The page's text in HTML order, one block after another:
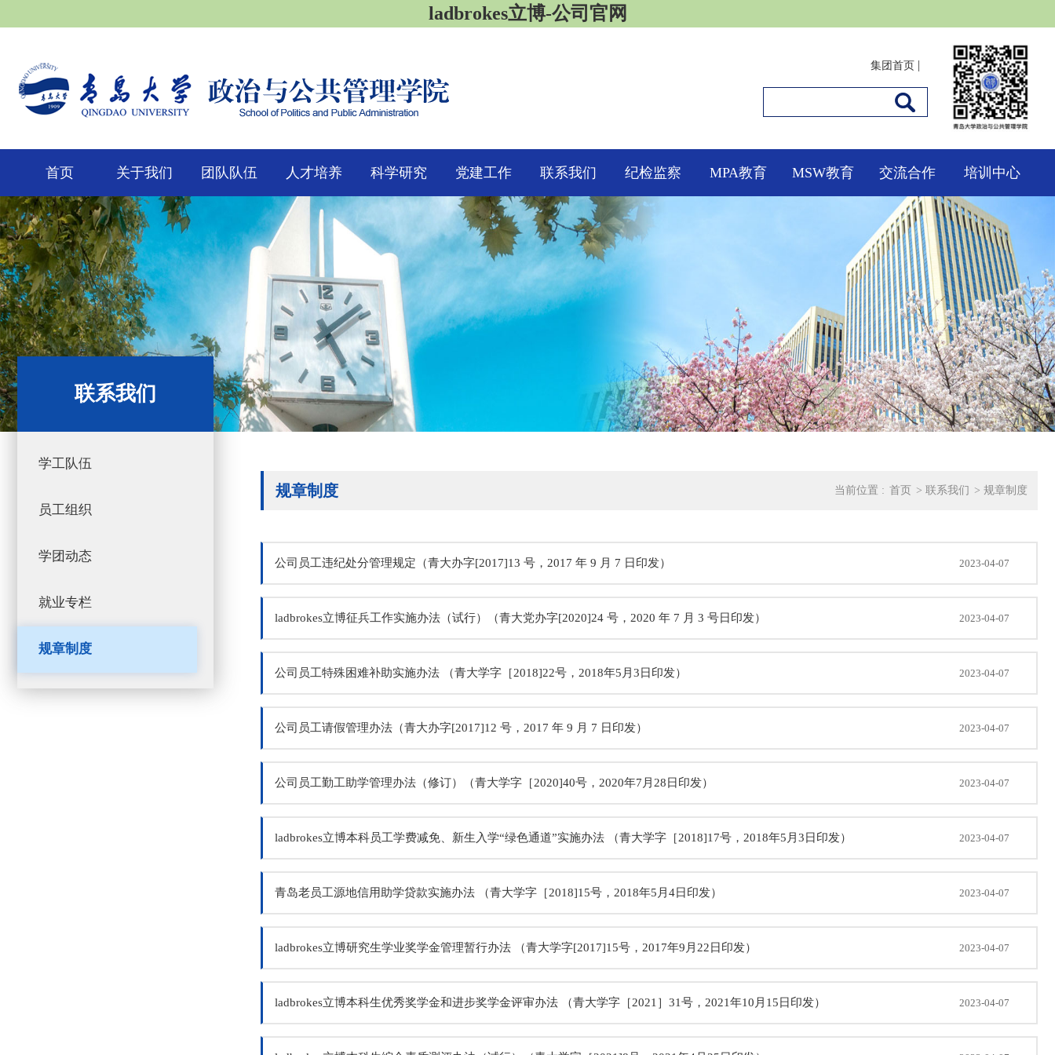
ladbrokes立博-公司官网
集团首页 |
首页 关于我们 团队队伍 人才培养 科学研究 党建工作 联系我们 纪检监察 MPA教育 MSW教育 交流合作 培训中心
联系我们
学工队伍
员工组织
学团动态
就业专栏
规章制度
规章制度 当前位置 : 首页 > 联系我们 > 规章制度
公司员工违纪处分管理规定（青大办字[2017]13 号，2017 年 9 月 7 日印发） 2023-04-07
ladbrokes立博征兵工作实施办法（试行）（青大党办字[2020]24 号，2020 年 7 月 3 号日印发） 2023-04-07
公司员工特殊困难补助实施办法 （青大学字［2018]22号，2018年5月3日印发） 2023-04-07
公司员工请假管理办法（青大办字[2017]12 号，2017 年 9 月 7 日印发） 2023-04-07
公司员工勤工助学管理办法（修订）（青大学字［2020]40号，2020年7月28日印发） 2023-04-07
ladbrokes立博本科员工学费减免、新生入学“绿色通道”实施办法 （青大学字［2018]17号，2018年5月3日印发） 2023-04-07
青岛老员工源地信用助学贷款实施办法 （青大学字［2018]15号，2018年5月4日印发） 2023-04-07
ladbrokes立博研究生学业奖学金管理暂行办法 （青大学字[2017]15号，2017年9月22日印发） 2023-04-07
ladbrokes立博本科生优秀奖学金和进步奖学金评审办法 （青大学字［2021］31号，2021年10月15日印发） 2023-04-07